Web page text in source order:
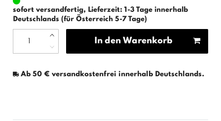
sofort versandfertig, Lieferzeit: 1-3 Tage innerhalb
Deutschlands (für Österreich 5-7 Tage)
In den Warenkorb
Ab 50 € versandkostenfrei innerhalb Deutschlands.